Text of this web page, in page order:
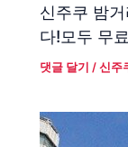
신주쿠 밤
다!모두 무
댓글 달기 /신주